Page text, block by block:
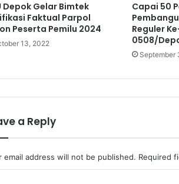
Depok Gelar Bimtek
Faktual Parpol
Peserta Pemilu 2024
13, 2022
Capai 50
Reguler
0508/
September
a Reply
email address will not be published. Required